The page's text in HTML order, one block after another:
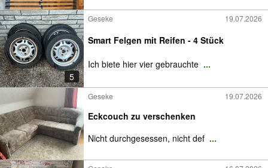
5
Geseke 19.07.2026
Smart Felgen mit Reifen - 4 Stück
Ich biete hier vier gebrauchte ...
Geseke 19.07.2026
Eckcouch zu verschenken
Nicht durchgesessen, nicht def ...